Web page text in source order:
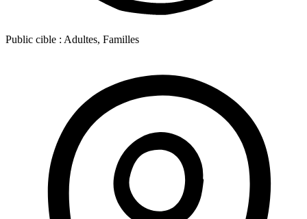
Public cible : Adultes, Familles